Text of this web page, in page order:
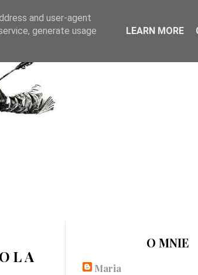
O MNIE
Maria
and user-agent
generate usage
LEARN MORE